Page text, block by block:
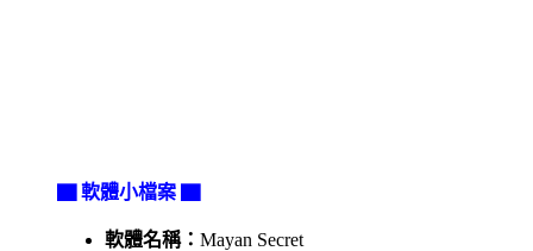
▇ 軟體小檔案 ▇
軟體名稱： Mayan Secret